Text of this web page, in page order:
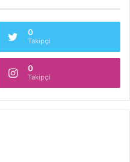
0
Takipçi
0
Takipçi